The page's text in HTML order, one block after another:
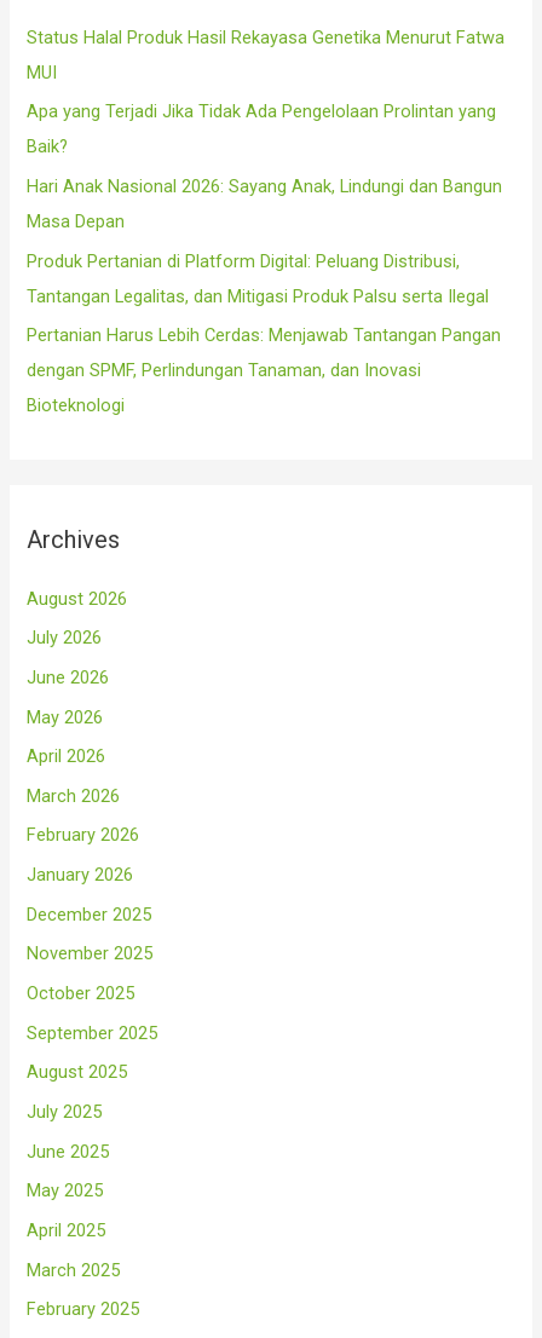
Status Halal Produk Hasil Rekayasa Genetika Menurut Fatwa
MUI
Apa yang Terjadi Jika Tidak Ada Pengelolaan Prolintan yang
Baik?
Hari Anak Nasional 2026: Sayang Anak, Lindungi dan Bangun
Masa Depan
Produk Pertanian di Platform Digital: Peluang Distribusi,
Tantangan Legalitas, dan Mitigasi Produk Palsu serta Ilegal
Pertanian Harus Lebih Cerdas: Menjawab Tantangan Pangan
dengan SPMF, Perlindungan Tanaman, dan Inovasi
Bioteknologi
Archives
August 2026
July 2026
June 2026
May 2026
April 2026
March 2026
February 2026
January 2026
December 2025
November 2025
October 2025
September 2025
August 2025
July 2025
June 2025
May 2025
April 2025
March 2025
February 2025